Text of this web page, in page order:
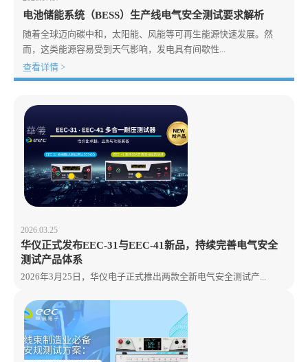
电池储能系统（BESS）生产线电气安全测试要求解析
随着全球迈向碳中和，太阳能、风能等可再生能源快速发展。然
而，这类能源容易受到天气影响，发电具有间歇性...
查看详情 >
2026.03.25
华仪正式发布EEC-31与EEC-41新品，持续完善电气安全
测试产品体系
2026年3月25日，华仪电子正式推出两款全新电气安全测试产...